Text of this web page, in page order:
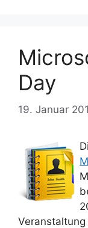
Day
19. Januar